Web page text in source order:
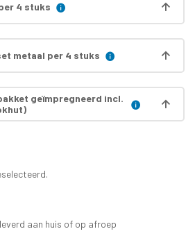
4 stuks
metaal per 4 stuks
geïmpregneerd incl.
aan huis of op afroep